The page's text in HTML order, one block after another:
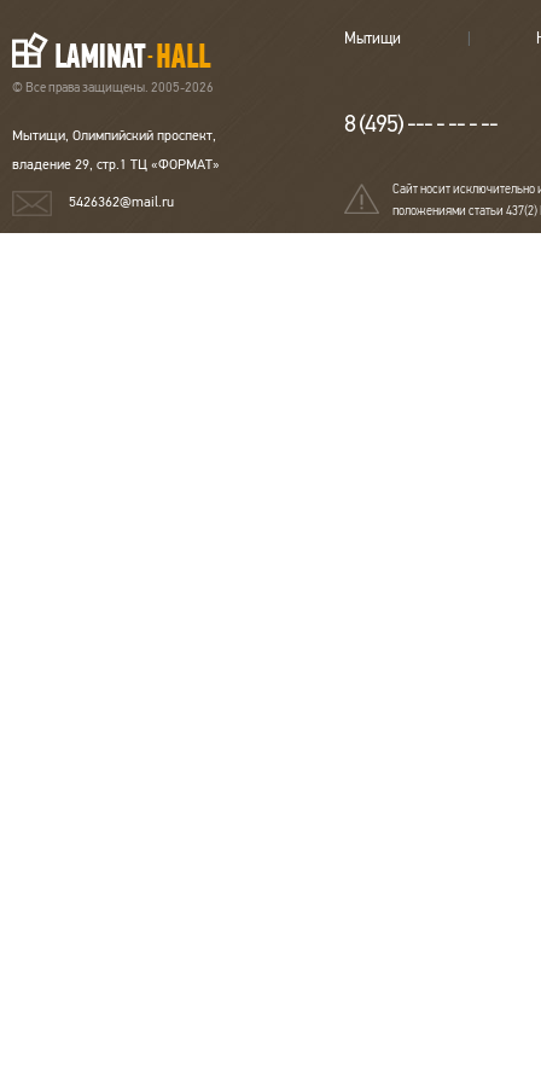
© Все права защищены. 2005-2026
Мытищи, Олимпийский проспект,
владение 29, стр.1 ТЦ «ФОРМАТ»
5426362@mail.ru
Мытищи
8 (495) --- - -- - --
Сайт носит исключительно
положениями статьи